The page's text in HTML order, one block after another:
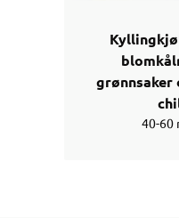
grønnsaker
40-60